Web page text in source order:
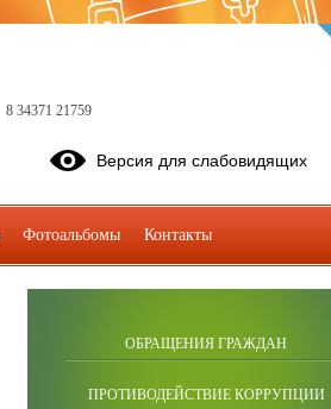
ОБРАЩЕНИЯ ГРАЖДАН
ПРОТИВОДЕЙСТВИЕ КОРРУПЦИИ
8 34371 21759
Версия для слабовидящих
Фотоальбомы Контакты